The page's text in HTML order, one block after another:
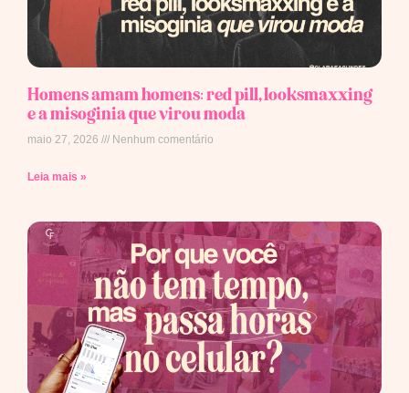
Homens amam homens: red pill, looksmaxxing
e a misoginia que virou moda
maio 27, 2026 Nenhum comentário
Leia mais »